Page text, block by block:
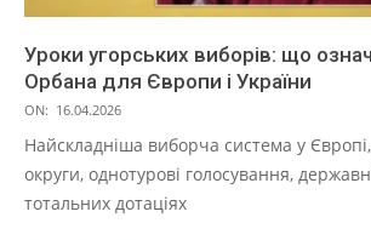
Уроки угорських виборів: що
Орбана для Європи і України
ON: 16.04.2026
Найскладніша виборча система у
округи, однотурові голосування,
тотальних дотаціях